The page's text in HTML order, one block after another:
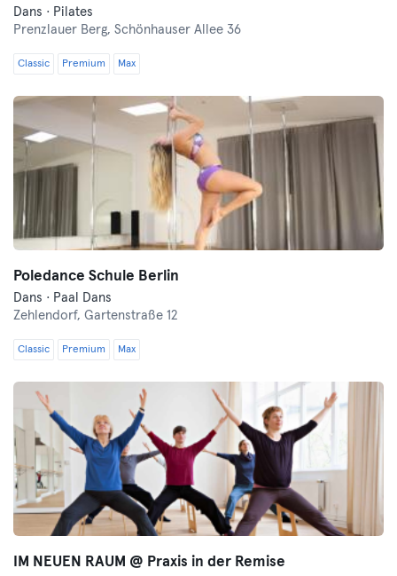
Dans · Pilates
Prenzlauer Berg, Schönhauser Allee 36
Classic Premium Max
Poledance Schule Berlin
Dans · Paal Dans
Zehlendorf, Gartenstraße 12
Classic Premium Max
IM NEUEN RAUM @ Praxis in der Remise